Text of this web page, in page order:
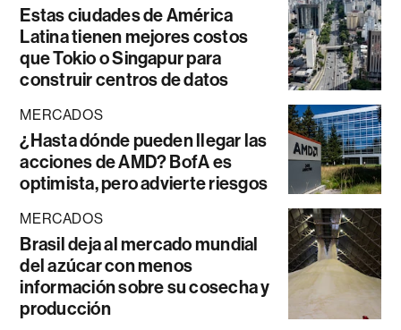
Estas ciudades de América
Latina tienen mejores costos
que Tokio o Singapur para
construir centros de datos
MERCADOS
¿Hasta dónde pueden llegar las
acciones de AMD? BofA es
optimista, pero advierte riesgos
MERCADOS
Brasil deja al mercado mundial
del azúcar con menos
información sobre su cosecha y
producción